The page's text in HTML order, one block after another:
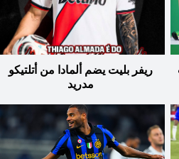
ريفر بليت يضم ألمادا من أتلتيكو
مدريد